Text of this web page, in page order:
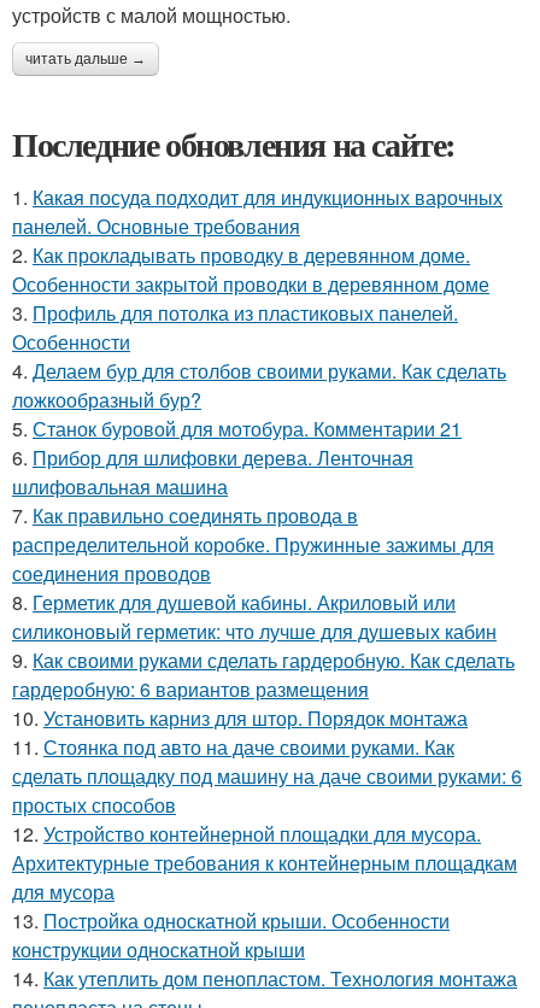
устройств с малой мощностью.
читать дальше →
Последние обновления на сайте:
1. Какая посуда подходит для индукционных варочных
панелей. Основные требования
2. Как прокладывать проводку в деревянном доме.
Особенности закрытой проводки в деревянном доме
3. Профиль для потолка из пластиковых панелей.
Особенности
4. Делаем бур для столбов своими руками. Как сделать
ложкообразный бур?
5. Станок буровой для мотобура. Комментарии 21
6. Прибор для шлифовки дерева. Ленточная
шлифовальная машина
7. Как правильно соединять провода в
распределительной коробке. Пружинные зажимы для
соединения проводов
8. Герметик для душевой кабины. Акриловый или
силиконовый герметик: что лучше для душевых кабин
9. Как своими руками сделать гардеробную. Как сделать
гардеробную: 6 вариантов размещения
10. Установить карниз для штор. Порядок монтажа
11. Стоянка под авто на даче своими руками. Как
сделать площадку под машину на даче своими руками: 6
простых способов
12. Устройство контейнерной площадки для мусора.
Архитектурные требования к контейнерным площадкам
для мусора
13. Постройка односкатной крыши. Особенности
конструкции односкатной крыши
14. Как утеплить дом пенопластом. Технология монтажа